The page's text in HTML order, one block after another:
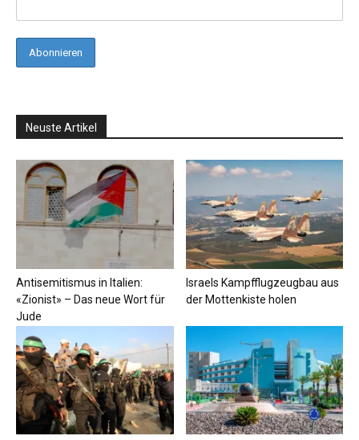
Neuste Artikel
Antisemitismus in Italien:
«Zionist» – Das neue Wort für
Jude
Israels Kampfflugzeugbau aus
der Mottenkiste holen